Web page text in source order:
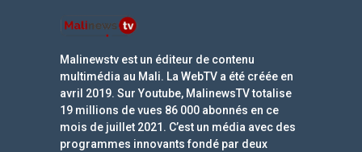
Malinewstv est un éditeur de contenu
multimédia au Mali. La WebTV a été créée en
avril 2019. Sur Youtube, MalinewsTV totalise
19 millions de vues 86 000 abonnés en ce
mois de juillet 2021. C’est un média avec des
programmes innovants fondé par deux